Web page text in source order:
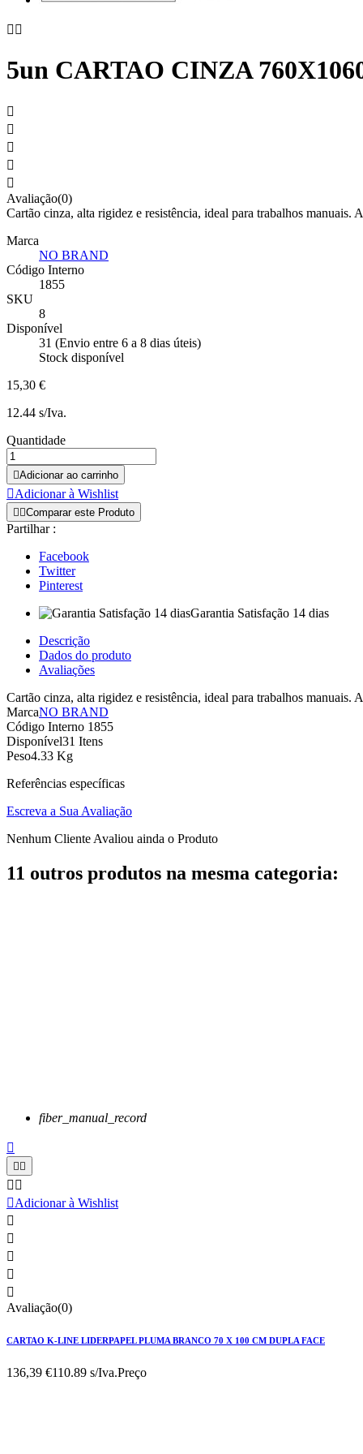
 
5un CARTAO CINZA





Avaliação(0)
Cartão cinza, alta rigidez e resistência, ideal para trabalhos
Marca
NO BRAND
Código Interno
1855
SKU
8
Disponível
31 (Envio entre 6 a 8 dias úteis)
Stock disponível
15,30 €
12.44 s/Iva.
Quantidade
Adicionar ao carrinho
Adicionar à Wishlist
 Comparar este Produto
Partilhar :
Facebook
Twitter
Pinterest
Garantia Satisfação 14 dias
Descrição
Dados do produto
Avaliações
Cartão cinza, alta rigidez e resistência, ideal para trabalhos
MarcaNO BRAND
Código Interno 1855
Disponível31 Itens
Peso4.33 Kg
Referências específicas
Escreva a Sua Avaliação
Nenhum Cliente Avaliou ainda o Produto
11 outros produtos na mesma categoria:
fiber_manual_record

 
 
Adicionar à Wishlist





Avaliação(0)
CARTAO K-LINE LIDERPAPEL PLUMA BRANCO 70 X 100 CM DUPLA FACE
136,39 €110.89 s/Iva.Preço